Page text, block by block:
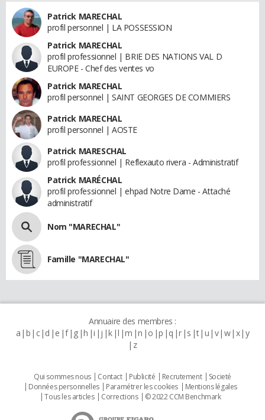
Patrick MARECHAL
profil personnel | LA POSSESSION
Patrick MARECHAL
profil professionnel | BRIE DES NATIONS VAL D
EUROPE - Chef des ventes vo
Patrick MARECHAL
profil personnel | SAINT GEORGES DE COMMIERS
Patrick MARECHAL
profil personnel | AOSTE
Patrick MARESCHAL
profil professionnel | Reflexauto rivera - Administratif
Patrick MARÉCHAL
profil professionnel | ehpad Notre Dame - Attaché
administratif
Nom "MARECHAL"
Famille "MARECHAL"
Annuaire des membres :
a b c d e f g h i j k l m n o p q r s t u v w x y
z
Qui sommes nous Contact Publicité Recrutement
Societé
Données personnelles
Paramétrer les cookies
Mentions légales
Tous les articles
Corrections © 2022 CCM Benchmark